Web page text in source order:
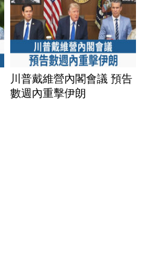
川普戴維營內閣會議 預告
數週內重擊伊朗